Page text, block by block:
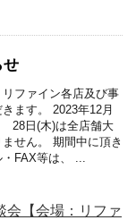
せ
ファイン各店及び事
ます。 2023年12月
28日(木)は全店舗大
せん。 期間中に頂き
FAX等は、 ...
会【会場：リファ